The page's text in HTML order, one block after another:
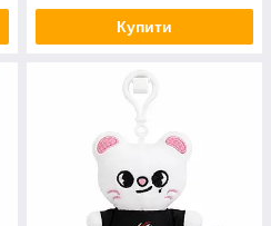
Купити